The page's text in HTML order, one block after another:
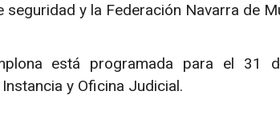
y la Federación Navarra de
está programada para el 31
y Oficina Judicial.